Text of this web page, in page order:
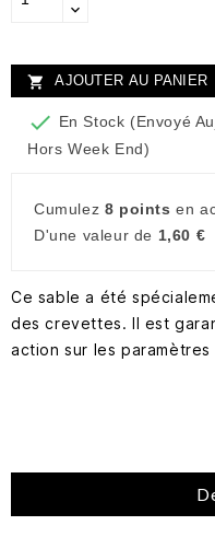
 AJOUTER AU PANIER
 En Stock (Envoyé
Hors Week End)
Cumulez 8 points en
D'une valeur de 1,60 €
Ce sable a été
des crevettes. Il est
action sur les paramètres